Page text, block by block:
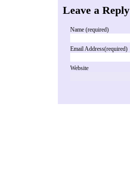
Leave a Reply
Name (required)
Email Address(required)
Website